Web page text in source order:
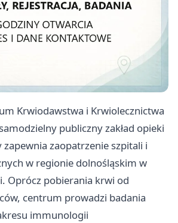
Krwiodawstwa i Krwiolecznictwa
publiczny zakład opieki
zaopatrzenie szpitali i
w regionie dolnośląskim w
Oprócz pobierania krwi od
centrum prowadzi badania
immunologii